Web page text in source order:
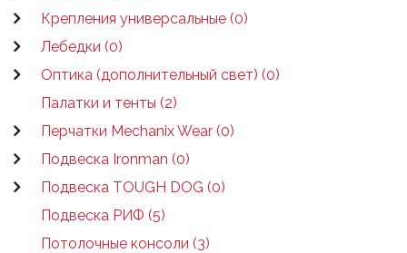
Крепления универсальные (0)
Лебедки (0)
Оптика (дополнительный свет) (0)
Палатки и тенты (2)
Перчатки Mechanix Wear (0)
Подвеска Ironman (0)
Подвеска TOUGH DOG (0)
Подвеска РИФ (5)
Потолочные консоли (3)